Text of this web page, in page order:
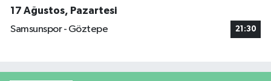
17 Ağustos, Pazartesi
Samsunspor - Göztepe
21:30